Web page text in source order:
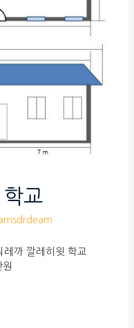
교
레까 깔레히윗 학교